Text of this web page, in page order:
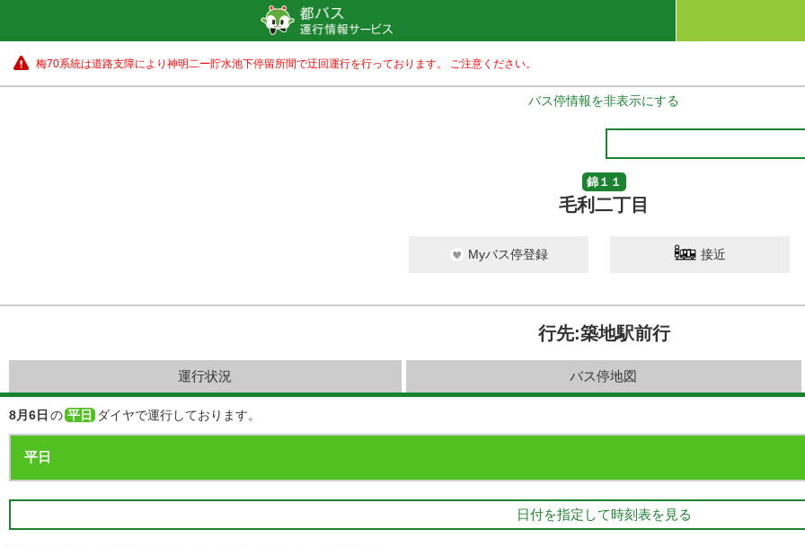
梅70系統は道路支障により神明二ー貯水池下停留所間で迂回運行を行っております。 ご注意ください。
バス停情報を非表示にする
錦１１
毛利二丁目
Myバス停登録 接近
行先:築地駅前行
運行状況 バス停地図
8月6日 の 平日 ダイヤで運行しております。
日付を指定して時刻表を見る